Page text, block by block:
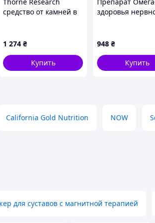
средство от камней в
1 274 ₴
Купить
здоровья
948 ₴
Купить
California Gold Nutrition NOW
для суставов с магнитной терапией